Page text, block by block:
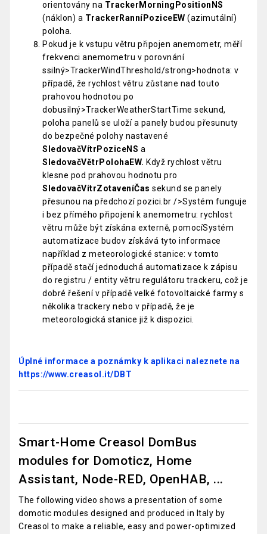
orientovány na TrackerMorningPositionNS
(náklon) a TrackerRanníPoziceEW (azimutální)
poloha.
Pokud je k vstupu větru připojen anemometr, měří
frekvenci anemometru v porovnání
ssilný>TrackerWindThreshold/strong>hodnota: v
případě, že rychlost větru zůstane nad touto
prahovou hodnotou po
dobusilný>TrackerWeatherStartTime sekund,
poloha panelů se uloží a panely budou přesunuty
do bezpečné polohy nastavené
SledovačVítrPoziceNS a
SledovačVětrPolohaEW. Když rychlost větru
klesne pod prahovou hodnotu pro
SledovačVítrZotaveníČas sekund se panely
přesunou na předchozí pozici.br />Systém funguje
i bez přímého připojení k anemometru: rychlost
větru může být získána externě, pomocíSystém
automatizace budov získává tyto informace
například z meteorologické stanice: v tomto
případě stačí jednoduchá automatizace k zápisu
do registru / entity větru regulátoru trackeru, což je
dobré řešení v případě velké fotovoltaické farmy s
několika trackery nebo v případě, že je
meteorologická stanice již k dispozici.
Úplné informace a poznámky k aplikaci naleznete na
https://www.creasol.it/DBT
Smart-Home Creasol DomBus
modules for Domoticz, Home
Assistant, Node-RED, OpenHAB, ...
The following video shows a presentation of some
domotic modules designed and produced in Italy by
Creasol to make a reliable, easy and power-optimized